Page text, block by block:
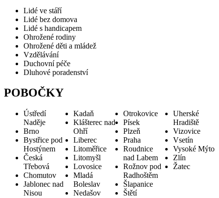
Lidé ve stáří
Lidé bez domova
Lidé s handicapem
Ohrožené rodiny
Ohrožené děti a mládež
Vzdělávání
Duchovní péče
Dluhové poradenství
POBOČKY
Ústředí
Naděje
Brno
Bystřice pod
Hostýnem
Česká
Třebová
Chomutov
Jablonec nad
Nisou
Kadaň
Klášterec nad
Ohří
Liberec
Litoměřice
Litomyšl
Lovosice
Mladá
Boleslav
Nedašov
Otrokovice
Písek
Plzeň
Praha
Roudnice
nad Labem
Rožnov pod
Radhoštěm
Šlapanice
Štětí
Uherské
Hradiště
Vizovice
Vsetín
Vysoké Mýto
Zlín
Žatec